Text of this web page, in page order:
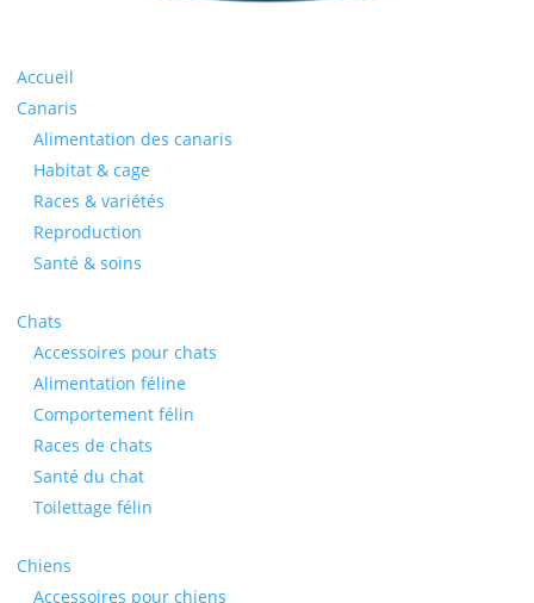
Accueil
Canaris
Alimentation des canaris
Habitat & cage
Races & variétés
Reproduction
Santé & soins
Chats
Accessoires pour chats
Alimentation féline
Comportement félin
Races de chats
Santé du chat
Toilettage félin
Chiens
Accessoires pour chiens